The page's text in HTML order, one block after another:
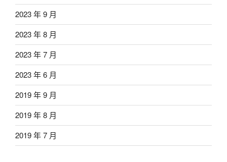
2023 年 9 月
2023 年 8 月
2023 年 7 月
2023 年 6 月
2019 年 9 月
2019 年 8 月
2019 年 7 月